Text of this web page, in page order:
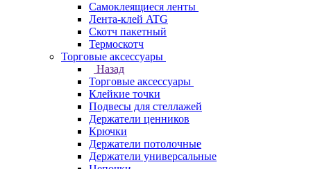
Самоклеящиеся ленты
Лента-клей ATG
Скотч пакетный
Термоскотч
Торговые аксессуары
Назад
Торговые аксессуары
Клейкие точки
Подвесы для стеллажей
Держатели ценников
Крючки
Держатели потолочные
Держатели универсальные